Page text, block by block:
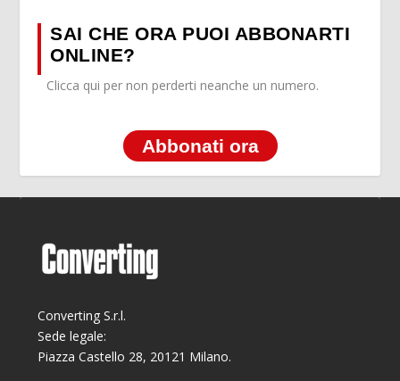
SAI CHE ORA PUOI ABBONARTI
ONLINE?
Clicca qui per non perderti neanche un numero.
Abbonati ora
Converting S.r.l.
Sede legale:
Piazza Castello 28, 20121 Milano.